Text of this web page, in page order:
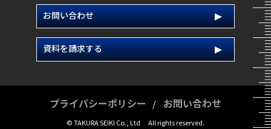
お問い合わせ
資料を請求する
プライバシーポリシー お問い合わせ
© TAKURA SEIKI Co., Ltd All rights reserved.